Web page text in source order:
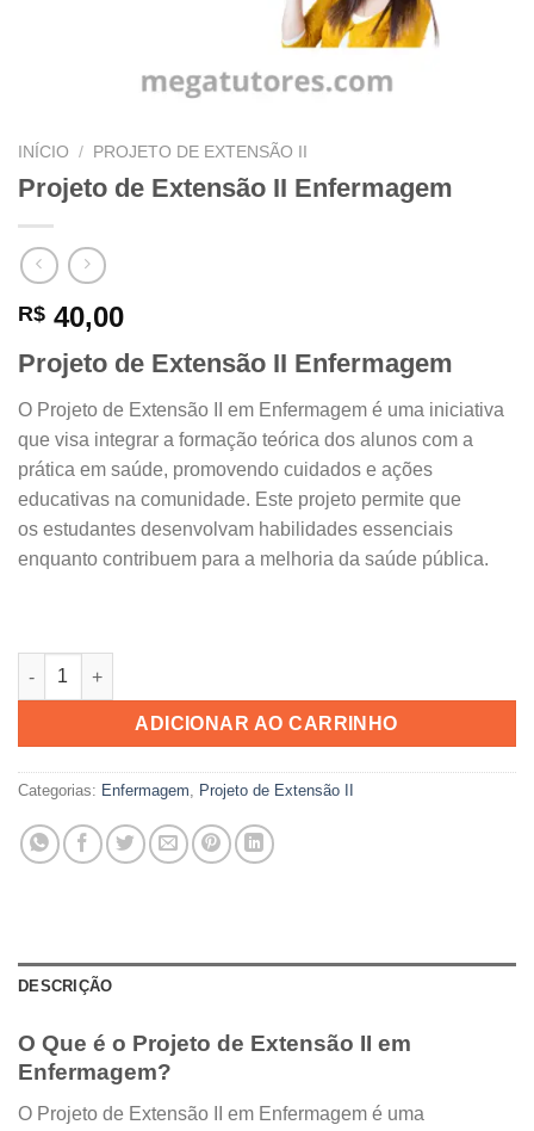
INÍCIO / PROJETO DE EXTENSÃO II
Projeto de Extensão II Enfermagem
R$ 40,00
Projeto de Extensão II Enfermagem
O Projeto de Extensão II em Enfermagem é uma iniciativa
que visa integrar a formação teórica dos alunos com a
prática em saúde, promovendo cuidados e ações
educativas na comunidade. Este projeto permite que
os estudantes desenvol vam habilidades essenciais
enquanto contribuem para a melhoria da saúde pública.
Projeto de Extensão II Enfermagem quantidade
ADICIONAR AO CARRINHO
Categorias: Enfermagem, Projeto de Extensão II
DESCRIÇÃO
O Que é o Projeto de Extensão II em
Enfermagem?
O Projeto de Extensão II em Enfermagem é uma